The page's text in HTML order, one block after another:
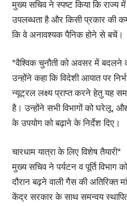
मुख्य सचिव ने स्पष्ट किया कि राज्य
उपलब्धता है और किसी प्रकार की
कि वे अनावश्यक पैनिक होने से बचें।
*वैश्विक चुनौती को अवसर में बदलने
उन्होंने कहा कि विदेशी आयात पर
न्यूट्रल लक्ष्य प्राप्त करने हेतु यह
है। उन्होंने सभी विभागों को घरेलू,
के उपयोग को बढ़ाने के निर्देश दिए।
चारधाम यात्रा के लिए विशेष तैयारी*
मुख्य सचिव ने पर्यटन व पूर्ति विभाग
दौरान बढ़ने वाली गैस की
केंद्र सरकार के साथ समन्वय